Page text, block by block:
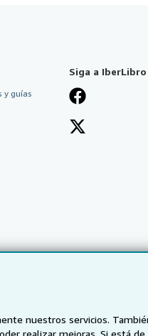
nuestros servicios.
realizar mejoras. Si está de
y guías
Siga a IberLibro